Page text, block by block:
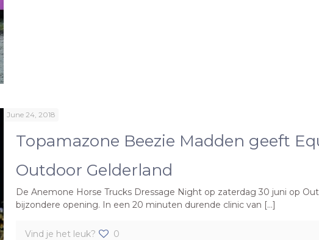
June 24, 2018
Topamazone Beezie Madden geeft
Outdoor Gelderland
De Anemone Horse Trucks Dressage Night op zaterdag 30 juni op
bijzondere opening. In een 20 minuten durende clinic van […]
Vind je het leuk? 0